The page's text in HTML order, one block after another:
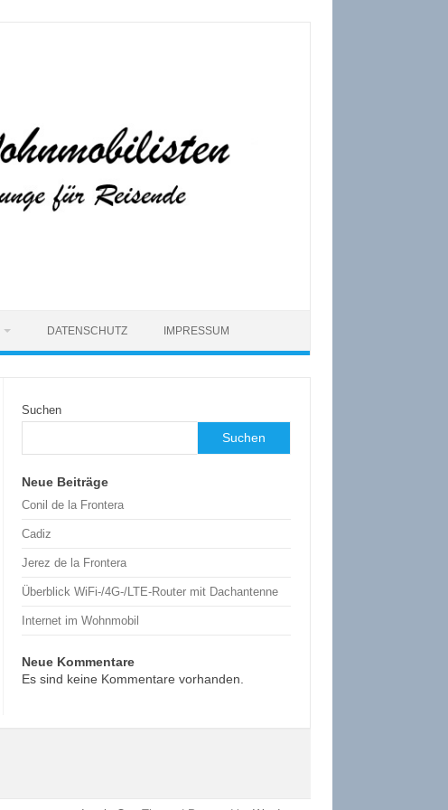
DATENSCHUTZ IMPRESSUM
Suchen
Suchen
Neue Beiträge
Conil de la Frontera
Cadiz
Jerez de la Frontera
Überblick WiFi-/4G-/LTE-Router mit Dachantenne
Internet im Wohnmobil
Neue Kommentare
Es sind keine Kommentare vorhanden.